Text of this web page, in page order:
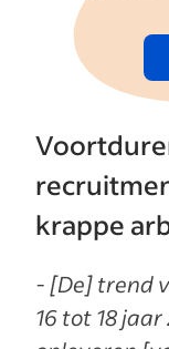
krappe
- [De] trend
16 tot 18